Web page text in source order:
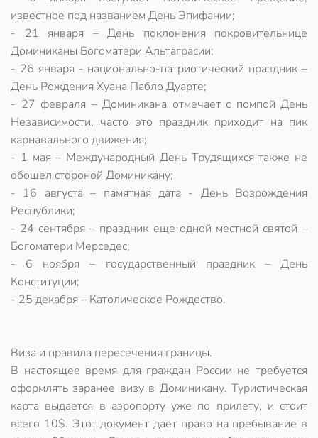
известное под названием День Эпифании;
- 21 января – День поклонения покровительнице
Доминиканы Богоматери Альтаграсии;
- 26 января - национально-патриотический праздник –
День Рождения Хуана Пабло Дуарте;
- 27 февраля – Доминикана отмечает с помпой День
Независимости, часто это праздник приходит на пик
карнавального движения;
- 1 мая – Международный День Трудящихся также не
обошел стороной Доминикану;
- 16 августа – памятная дата - День Возрождения
Республики;
- 24 сентября – праздник еще одной местной святой –
Богоматери Мерседес;
- 6 ноября – государственный праздник – День
Конституции;
- 25 декабря – Католическое Рождество.
Виза и правила пересечения границы.
В настоящее время для граждан России не требуется
оформлять заранее визу в Доминикану. Туристическая
карта выдается в аэропорту уже по прилету, и стоит
всего 10$. Этот документ дает право на пребывание в